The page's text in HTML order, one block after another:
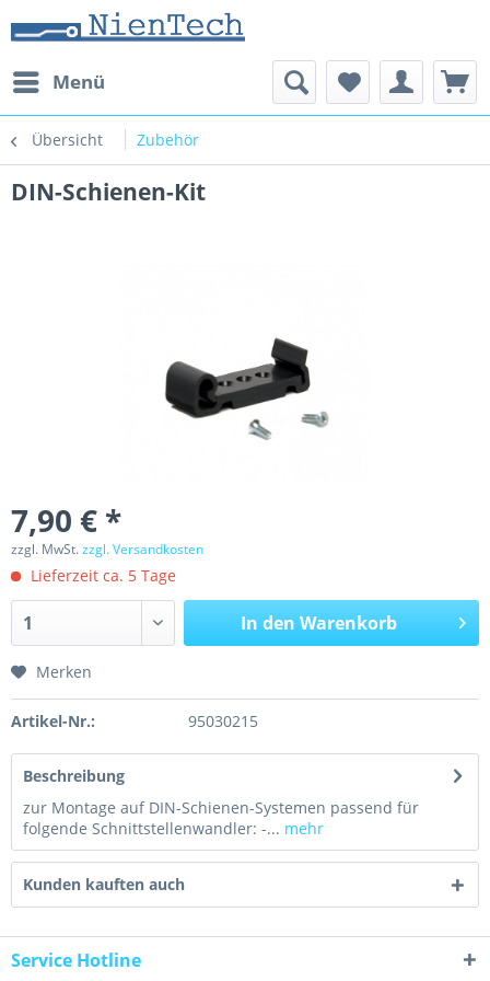
Menü
Übersicht Zubehör
DIN-Schienen-Kit
7,90 € *
zzgl. MwSt.zzgl. Versandkosten
Lieferzeit ca. 5 Tage
In den Warenkorb
Merken
Artikel-Nr.: 95030215
Beschreibung
zur Montage auf DIN-Schienen-Systemen passend für
folgende Schnittstellenwandler: -... mehr
Kunden kauften auch
Service Hotline